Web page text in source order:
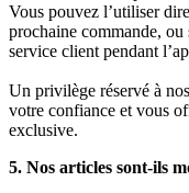
Vous pouvez l’utiliser
prochaine commande,
service client pendant
Un privilège réservé à
votre confiance et vous
exclusive.
5. Nos articles sont-ils